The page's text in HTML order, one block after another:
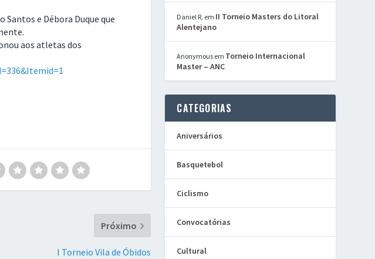
e Débora Duque que
aos atletas dos
Próximo
I Torneio Vila de Óbidos
Daniel R, em II Torneio Masters do Litoral
Alentejano
Anonymous em Torneio Internacional
Master – ANC
CATEGORIAS
Aniversários
Basquetebol
Ciclismo
Convocatórias
Cultural